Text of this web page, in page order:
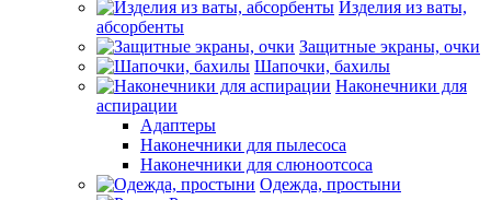
Изделия из ваты,
абсорбенты
Защитные экраны, очки
Шапочки, бахилы
Наконечники для
аспирации
Адаптеры
Наконечники для пылесоса
Наконечники для слюноотсоса
Одежда, простыни